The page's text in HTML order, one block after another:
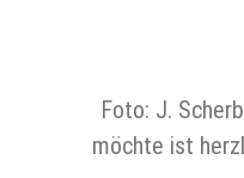
Foto: J.
möchte ist